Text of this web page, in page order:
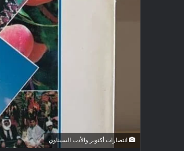
انتصارات أكتوبر والأدب السيناوي